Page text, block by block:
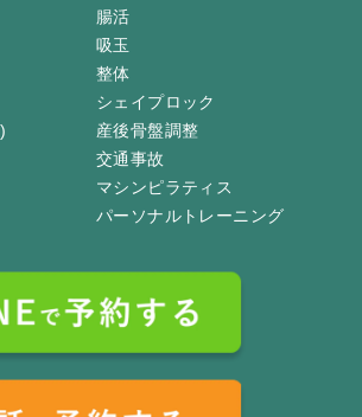
腸活
吸玉
整体
シェイプロック
産後骨盤調整
交通事故
マシンピラティス
パーソナルトレーニング